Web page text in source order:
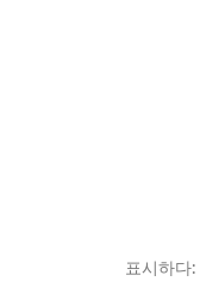
표시하다: